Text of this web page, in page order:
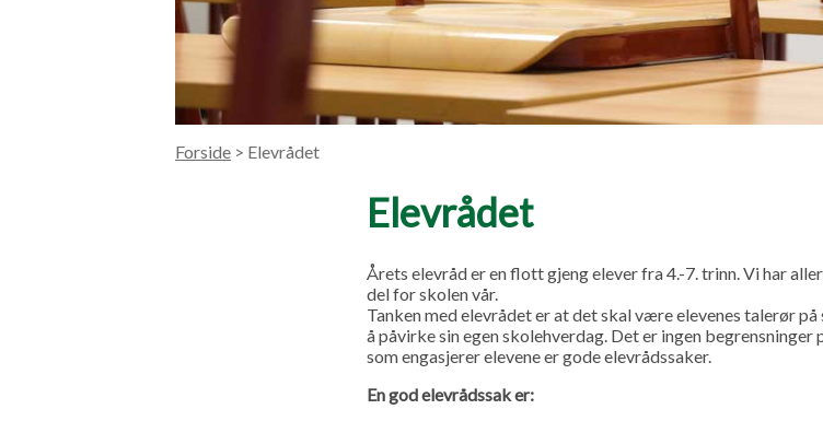
Forside > Elevrådet
Elevrådet
Årets elevråd er en flott gjeng elever fra 4.-7. trinn. Vi har
del for skolen vår.
Tanken med elevrådet er at det skal være elevenes talerør
å påvirke sin egen skolehverdag. Det er ingen
som engasjerer elevene er gode elevrådssaker.
En god elevrådssak er: